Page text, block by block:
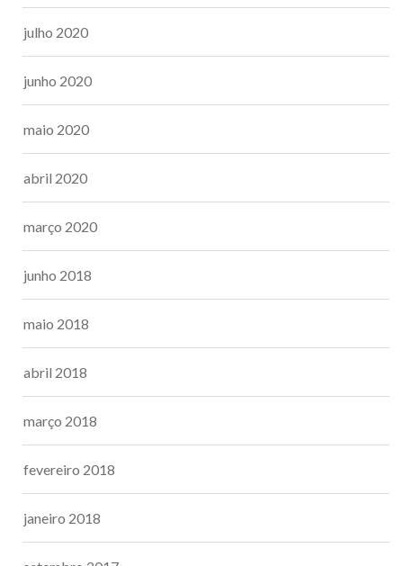
julho 2020
junho 2020
maio 2020
abril 2020
março 2020
junho 2018
maio 2018
abril 2018
março 2018
fevereiro 2018
janeiro 2018